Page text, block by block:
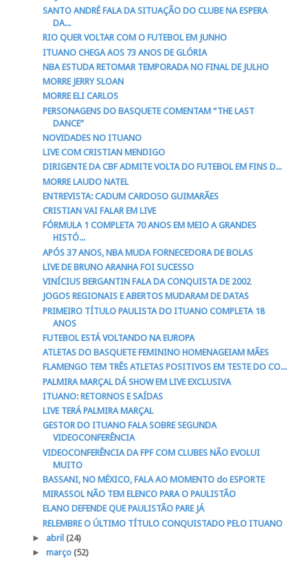
SANTO ANDRÉ FALA DA SITUAÇÃO DO CLUBE NA ESPERA
DA...
RIO QUER VOLTAR COM O FUTEBOL EM JUNHO
ITUANO CHEGA AOS 73 ANOS DE GLÓRIA
NBA ESTUDA RETOMAR TEMPORADA NO FINAL DE JULHO
MORRE JERRY SLOAN
MORRE ELI CARLOS
PERSONAGENS DO BASQUETE COMENTAM “THE LAST
DANCE”
NOVIDADES NO ITUANO
LIVE COM CRISTIAN MENDIGO
DIRIGENTE DA CBF ADMITE VOLTA DO FUTEBOL EM FINS D...
MORRE LAUDO NATEL
ENTREVISTA: CADUM CARDOSO GUIMARÃES
CRISTIAN VAI FALAR EM LIVE
FÓRMULA 1 COMPLETA 70 ANOS EM MEIO A GRANDES
HISTÓ...
APÓS 37 ANOS, NBA MUDA FORNECEDORA DE BOLAS
LIVE DE BRUNO ARANHA FOI SUCESSO
VINÍCIUS BERGANTIN FALA DA CONQUISTA DE 2002
JOGOS REGIONAIS E ABERTOS MUDARAM DE DATAS
PRIMEIRO TÍTULO PAULISTA DO ITUANO COMPLETA 18
ANOS
FUTEBOL ESTÁ VOLTANDO NA EUROPA
ATLETAS DO BASQUETE FEMININO HOMENAGEIAM MÃES
FLAMENGO TEM TRÊS ATLETAS POSITIVOS EM TESTE DO CO...
PALMIRA MARÇAL DÁ SHOW EM LIVE EXCLUSIVA
ITUANO: RETORNOS E SAÍDAS
LIVE TERÁ PALMIRA MARÇAL
GESTOR DO ITUANO FALA SOBRE SEGUNDA
VIDEOCONFERÊNCIA
VIDEOCONFERÊNCIA DA FPF COM CLUBES NÃO EVOLUI
MUITO
BASSANI, NO MÉXICO, FALA AO MOMENTO do ESPORTE
MIRASSOL NÃO TEM ELENCO PARA O PAULISTÃO
ELANO DEFENDE QUE PAULISTÃO PARE JÁ
RELEMBRE O ÚLTIMO TÍTULO CONQUISTADO PELO ITUANO
► abril (24)
► março (52)